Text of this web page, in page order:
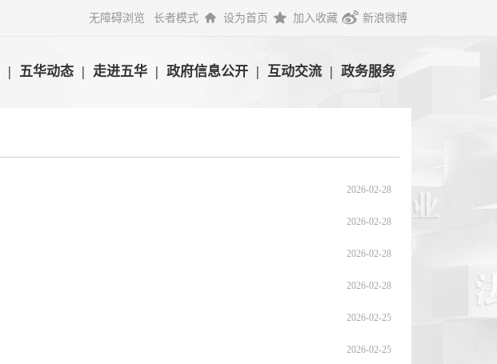
无障碍浏览 长者模式 设为首页 加入收藏 新浪微博
| 五华动态 | 走进五华 | 政府信息公开 | 互动交流 | 政务服务
2026-02-28
2026-02-28
2026-02-28
2026-02-28
2026-02-25
2026-02-25